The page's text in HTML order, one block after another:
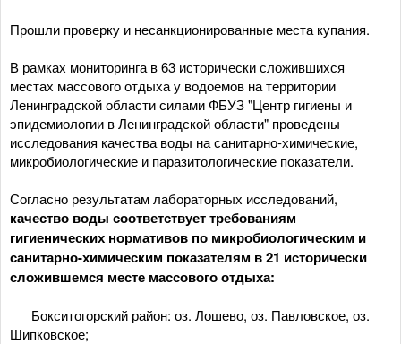
Прошли проверку и несанкционированные места купания.
В рамках мониторинга в 63 исторически сложившихся
местах массового отдыха у водоемов на территории
Ленинградской области силами ФБУЗ "Центр гигиены и
эпидемиологии в Ленинградской области" проведены
исследования качества воды на санитарно-химические,
микробиологические и паразитологические показатели.
Согласно результатам лабораторных исследований,
качество воды соответствует требованиям
гигиенических нормативов по микробиологическим и
санитарно-химическим показателям в 21 исторически
сложившемся месте массового отдыха:
­ Бокситогорский район: оз. Лошево, оз. Павловское, оз.
Шипковское;